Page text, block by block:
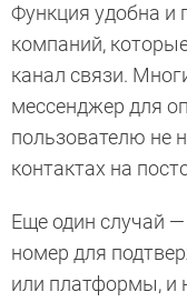
Функция удобна и
компаний,
канал связи.
мессенджер для
пользователю не
контактах на
Еще один случай
номер для
или платформы, и